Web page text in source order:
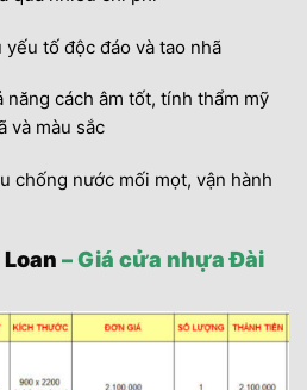
tố độc đáo và tao nhã
năng cách âm tốt, tính thẩm mỹ
và màu sắc
chống nước mối mọt, vận hành
– Giá cửa nhựa Đài